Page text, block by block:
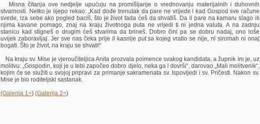
Misna čitanja ove nedjelje upućuju na promišljanje o vrednovanju materijalnih i duhovnih
stvarnosti. Netko je lijepo rekao: „Kad dođe trenutak da pare ne vrijede i kad Gospod sve račune
svede, iza sebe ako pogled baciš, što je život tada ćeš da shvatiš. Da li pare na kamaru slago ili
njima kavane pomago, znaj na kraju životnoga puta ne vrijedi ti ni jedna valuta. A na zadnju
stanicu kad stigneš o drugim ćeš stvarima da brineš. Dobro čini pa se dobru nadaj, ono loše
uvijek zaboravljaj. Jer sve nas čeka prije il kasnije put sa kojeg vratio se nije, ni siromah ni onaj
bogati. Što je život, na kraju se shvati!“
Na kraju sv. Mise je vjeroučiteljica Anita prozvala poimence svakog kandidata, a župnik im je, uz
molitvu: „Gospodin, koji je u tebi započeo dobro djelo, neka ga i dovrši“, darovao „Mali molitvenik“,
kojim će se služiti u svojoj pripravi za primanje sakramenata sv. Ispovijedi i sv. Pričesti. Nakon sv.
Mise je bio roditeljski sastanak.
(Galerija 1>) (Galerija 2>)